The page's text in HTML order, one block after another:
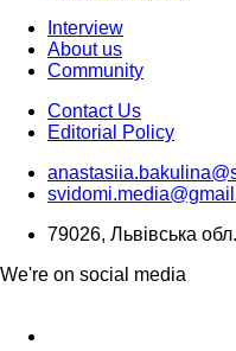
Interview
About us
Community
Contact Us
Editorial Policy
79026, Львівська
We're on social media